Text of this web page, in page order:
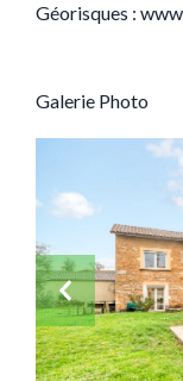
Géorisques :
Galerie Photo